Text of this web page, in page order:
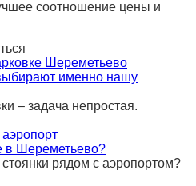
соотношение цены и
именно нашу
– задача непростая.
в Шереметьево?
рядом с аэропортом?